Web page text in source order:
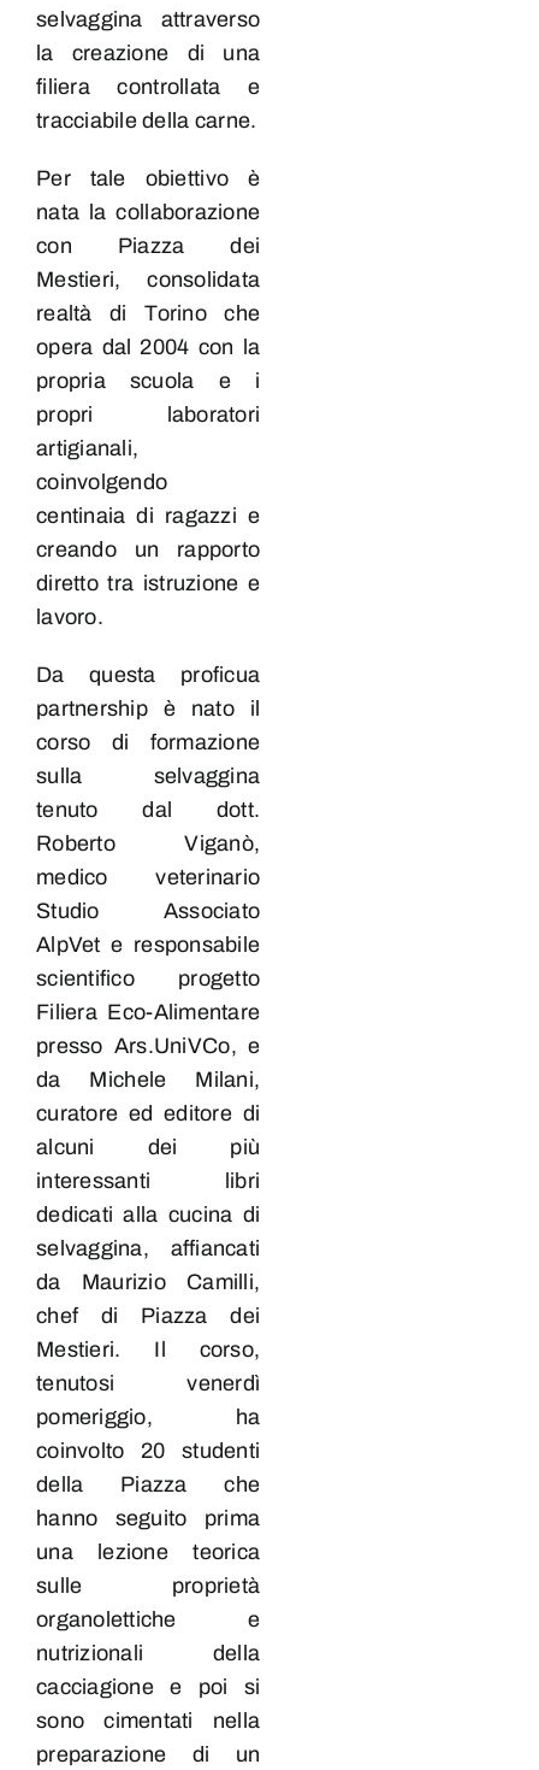
selvaggina attraverso
la creazione di una
filiera controllata e
tracciabile della carne.
Per tale obiettivo è
nata la collaborazione
con Piazza dei
Mestieri, consolidata
realtà diTorinoche
opera dal 2004 con la
propria scuola e i
propri laboratori
artigianali,
coinvolgendo
centinaia di ragazzi e
creando un rapporto
diretto tra istruzione e
lavoro.
Da questa proficua
partnership è nato il
corso di formazione
sulla selvaggina
tenuto dal dott.
Roberto Viganò,
medico veterinario
Studio Associato
AlpVet e responsabile
scientifico progetto
Filiera Eco-Alimentare
presso Ars.UniVCo, e
da Michele Milani,
curatore ed editore di
alcuni dei più
interessanti libri
dedicati alla cucina di
selvaggina, affiancati
da Maurizio Camilli,
chef di Piazza dei
Mestieri. Il corso,
tenutosi venerdì
pomeriggio, ha
coinvolto 20 studenti
della Piazza che
hanno seguito prima
una lezione teorica
sulle proprietà
organolettiche e
nutrizionali della
cacciagione e poi si
sono cimentati nella
preparazione di un